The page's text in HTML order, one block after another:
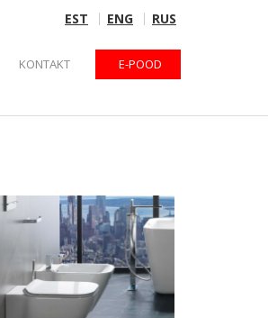
EST ENG RUS
KONTAKT E-POOD